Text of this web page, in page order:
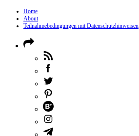
Home
About
Teilnahmebedingungen mit Datenschutzhinweisen